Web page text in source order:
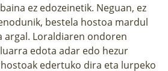
ez edozeinetik. Neguan, ez
bestela hostoa mardul
argal. Loraldiaren ondoren
edota adar edo hezur
edertuko dira eta lurpeko